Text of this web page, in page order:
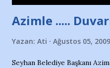
Türkiye 3.lüğü var. 17 yaşında
Azimle .....
Yazan: Ati Ağustos 05, 2009
Seyhan Belediye Başkanı